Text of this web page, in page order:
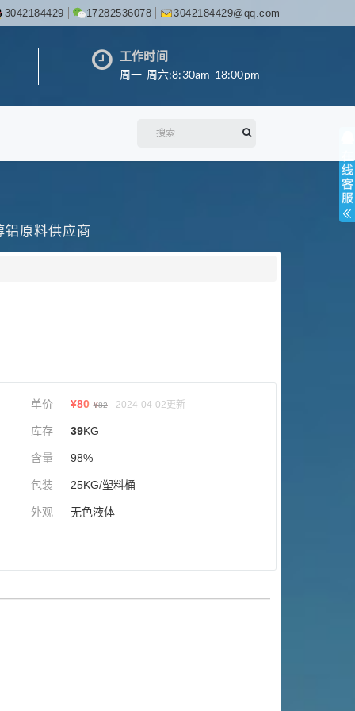
3042184429 17282536078 3042184429@qq.com
工作时间
周一-周六:8:30am-18:00pm
原料供应商
单价 ¥80 ¥82 2024-04-02更新
库存 39KG
含量 98%
包装 25KG/塑料桶
外观 无色液体